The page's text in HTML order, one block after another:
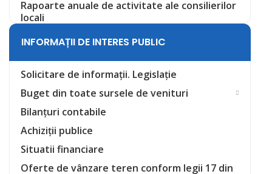
Rapoarte anuale de activitate ale consilierilor
locali
INFORMAȚII DE INTERES PUBLIC
Solicitare de informații. Legislație
Buget din toate sursele de venituri
Bilanțuri contabile
Achiziții publice
Situatii financiare
Oferte de vânzare teren conform legii 17 din